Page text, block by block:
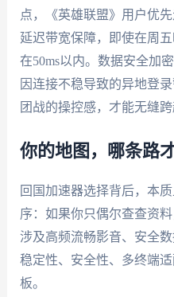
点，《英雄联盟》用户优
延迟带宽保障，即使在周
在50ms以内。数据安全加
因连接不稳导致的异地登
团战的操控感，才能无缝跨
你的地图，哪条路
回国加速器选择背后，本
序：如果你只偶尔查查资
涉及高频流畅影音、安全
稳定性、安全性、多终端
板。